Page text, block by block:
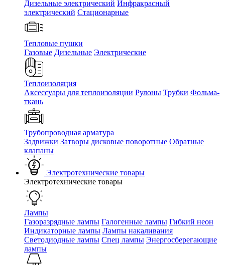
Дизельные электрический Инфракрасный
электрический Стационарные
Тепловые пушки
Газовые Дизельные Электрические
Теплоизоляция
Аксессуары для теплоизоляции Рулоны Трубки Фольма-
ткань
Трубопроводная арматура
Задвижки Затворы дисковые поворотные Обратные
клапаны
Электротехнические товары
Электротехнические товары
Лампы
Газоразрядные лампы Галогенные лампы Гибкий неон
Индикаторные лампы Лампы накаливания
Светодиодные лампы Спец лампы Энергосберегающие
лампы